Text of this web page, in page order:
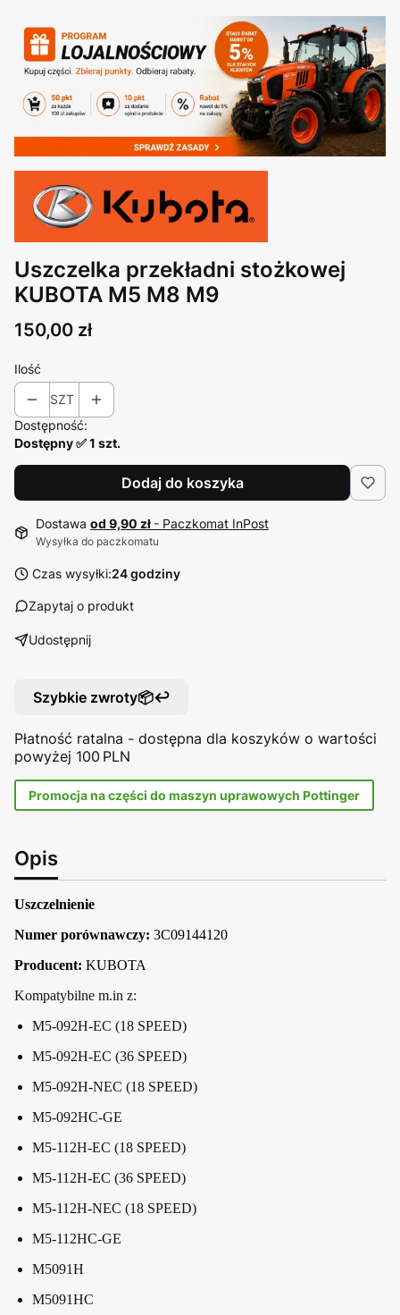
Uszczelka przekładni stożkowej
KUBOTA M5 M8 M9
Cena
150,00 zł
Ilość
SZT
Dostępność:
Dostępny ✅ 1 szt.
Dodaj do koszyka
Dostawa od 9,90 zł - Paczkomat InPost
Wysyłka do paczkomatu
Czas wysyłki:24 godziny
Zapytaj o produkt
Udostępnij
Szybkie zwroty📦↩️
Płatność ratalna - dostępna dla koszyków o wartości
powyżej 100 PLN
Promocja na części do maszyn uprawowych Pottinger
Opis
Uszczelnienie
Numer porównawczy: 3C09144120
Producent: KUBOTA
Kompatybilne m.in z:
M5-092H-EC (18 SPEED)
M5-092H-EC (36 SPEED)
M5-092H-NEC (18 SPEED)
M5-092HC-GE
M5-112H-EC (18 SPEED)
M5-112H-EC (36 SPEED)
M5-112H-NEC (18 SPEED)
M5-112HC-GE
M5091H
M5091HC